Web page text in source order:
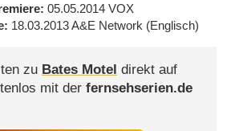
05.05.2014 VOX
18.03.2013A&E Network (Englisch)
zu Bates Motel direkt auf
mit der fernsehserien.de